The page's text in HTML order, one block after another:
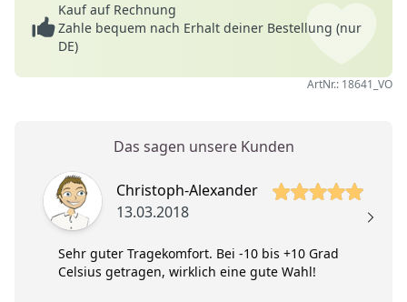
Kauf auf Rechnung
Zahle bequem nach Erhalt deiner Bestellung (nur
DE)
ArtNr.: 18641_VO
Das sagen unsere Kunden
Christoph-Alexander
13.03.2018
5 von 5 Sterne
Sehr guter Tragekomfort. Bei -10 bis +10 Grad
Celsius getragen, wirklich eine gute Wahl!